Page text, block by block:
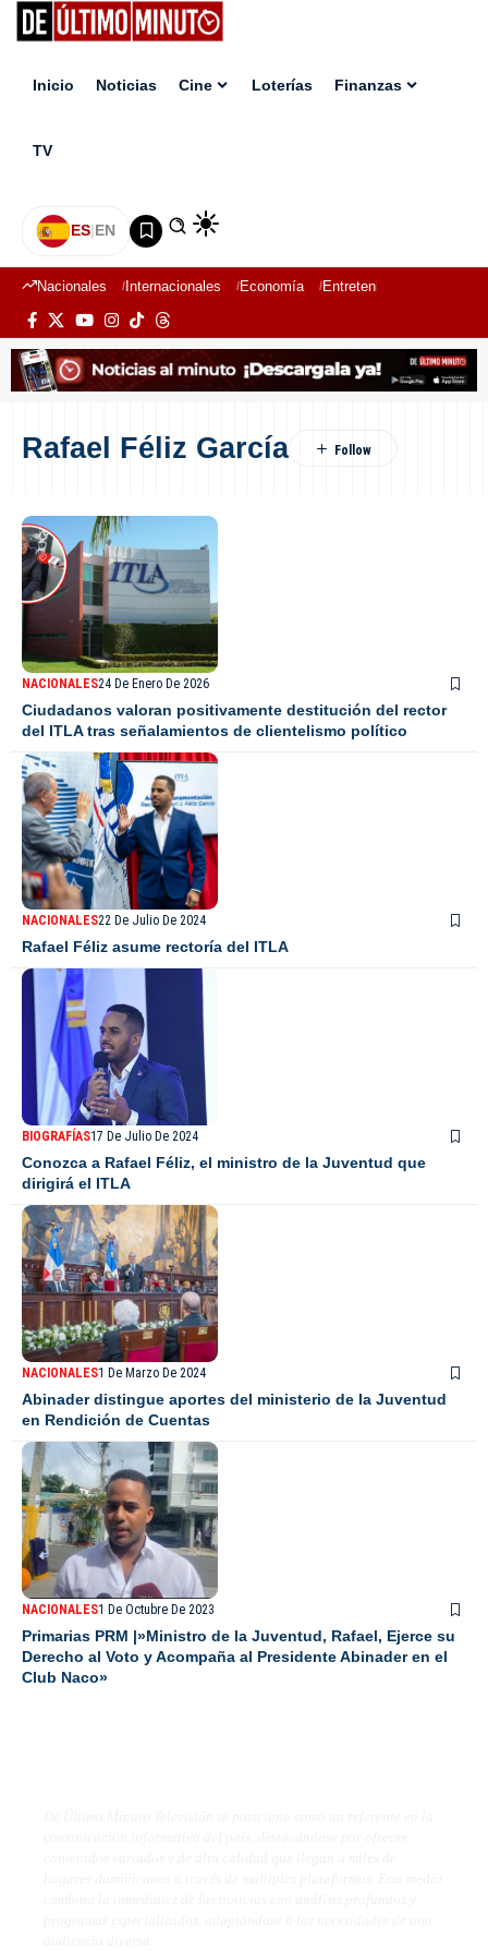
Inicio Noticias Cine Loterías Finanzas
TV
ES|EN
Nacionales Internacionales Economía Entretenimiento
Rafael Féliz García
NACIONALES24 De Enero De 2026
Ciudadanos valoran positivamente destitución del rector
del ITLA tras señalamientos de clientelismo político
NACIONALES22 De Julio De 2024
Rafael Féliz asume rectoría del ITLA
BIOGRAFÍAS17 De Julio De 2024
Conozca a Rafael Féliz, el ministro de la Juventud que
dirigirá el ITLA
NACIONALES1 De Marzo De 2024
Abinader distingue aportes del ministerio de la Juventud
en Rendición de Cuentas
NACIONALES1 De Octubre De 2023
Primarias PRM |»Ministro de la Juventud, Rafael, Ejerce su
Derecho al Voto y Acompaña al Presidente Abinader en el
Club Naco»